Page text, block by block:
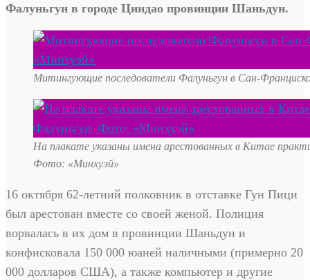
Фалуньгун в городе Циндао провинции Шаньдун.
Митингующие последователи Фалуньгун в Сан-
На плакате указаны имена арестованных в Китае
Фото: «Минхуэй»
16 октября 62-летний полковник в отставке Гун Пици
был арестован вместе со своей женой. Полиция
ворвалась в их дом в провинции Шаньдун и
конфисковала 150 000 юаней наличными (примерно 20
000 долларов США), а также компьютер и другие